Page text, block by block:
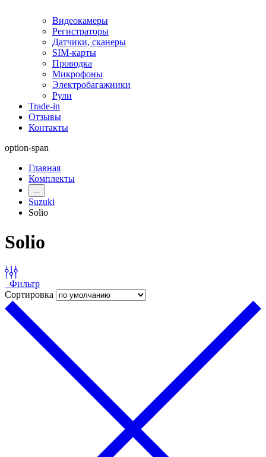
Видеокамеры
Регистраторы
Датчики, сканеры
SIM-карты
Проводка
Микрофоны
Электробагажники
Рули
Trade-in
Отзывы
Контакты
option-span
Главная
Комплекты
...
Suzuki
Solio
Solio
Фильтр
Сортировка